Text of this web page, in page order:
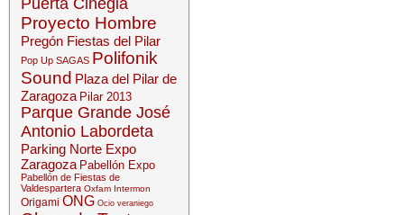
Puerta Cinegia
Proyecto Hombre
Pregón Fiestas del Pilar
Pop Up SAGAS Polifonik
Sound Plaza del Pilar de
Zaragoza Pilar 2013
Parque Grande José
Antonio Labordeta
Parking Norte Expo
Zaragoza Pabellón Expo
Pabellón de Fiestas de
Valdespartera Oxfam Intermon
Origami ONG Ocio veraniego